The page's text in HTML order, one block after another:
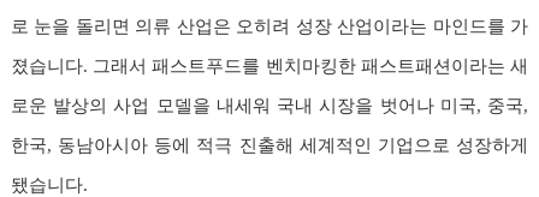
로 눈을 돌리면 의류 산업은 오히려 성장 산업이라는 마인드를 가
졌습니다. 그래서 패스트푸드를 벤치마킹한 패스트패션이라는 새
로운 발상의 사업 모델을 내세워 국내 시장을 벗어나 미국, 중국,
한국, 동남아시아 등에 적극 진출해 세계적인 기업으로 성장하게
됐습니다.